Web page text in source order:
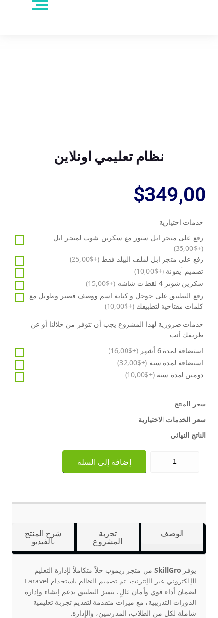
نظام تعليمي اونلاين
$349,00
خدمات اختيارية
رفع على متجر ابل ستور مع سكرين شوت لمتجر ابل
(+$35,00)
رفع على متجر ابل لملف البيلد فقط (+$25,00)
تصميم أيقونة (+$10,00)
سكرين شوتز 4 لقطات شاشة
(+$15,00)
رفع التطبيق على جوجل و كتابة اسم ووصف قصير وطويل مع
كلمات مفتاحية لتطبيقك(+$10,00)
خدمات ضرورية لهذا المشروع يجب أن تتوفر من خلالنا أو عن
طريقك أنت
استضافة لمدة 6 أشهر
(+$16,00)
استضافة لمدة سنة (+$32,00)
دومين لمدة سنة(+$10,00)
سعر المنتج
سعر الخدمات الاختيارية
الناتج النهائي
إضافة إلى السلة
الوصف تجربة
المشروع
شرح المنتج
بالفيديو
يوفر SkillGroمن متجر ريموب حلاً متكاملاً لإدارة التعليم
الإلكتروني عبر الإنترنت. تم تصميم النظام باستخدام Laravel
لضمان أداء قوي وأمان عالٍ. يتميز التطبيق بدعم إنشاء وإدارة
الدورات التدريبية، مع ميزات متقدمة لتقديم تجربة تعليمية
شاملة لكل من الطلاب، المدرسين، والإدارة.